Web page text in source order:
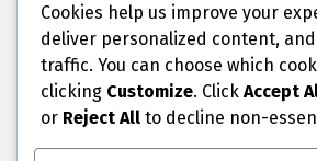
Quem não é visto não é Lembrado.
Chegou a hora de mostrar sua
serviço.
Valorize sua Marca.
Cookies help us improve your
deliver personalized content,
traffic. You can choose which
clicking Customize. Click Accept
or Reject All to decline non-